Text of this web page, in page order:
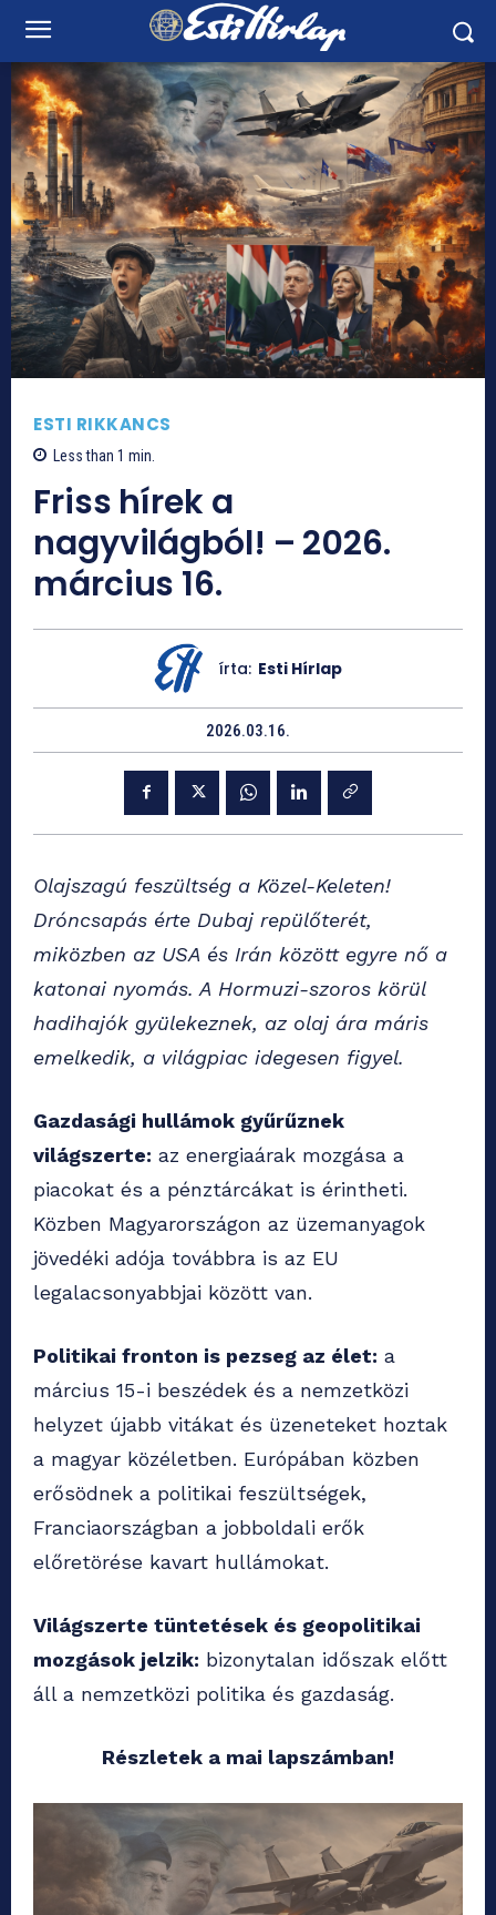
ESTI RIKKANCS
Less than 1 min.
Friss hírek a
nagyvilágból! – 2026.
március 16.
írta: Esti Hírlap
2026.03.16.
Olajszagú feszültség a Közel-Keleten!
Dróncsapás érte Dubaj repülőterét,
miközben az USA és Irán között egyre nő a
katonai nyomás. A Hormuzi-szoros körül
hadihajók gyülekeznek, az olaj ára máris
emelkedik, a világpiac idegesen figyel.
Gazdasági hullámok gyűrűznek
világszerte: az energiaárak mozgása a
piacokat és a pénztárcákat is érintheti.
Közben Magyarországon az üzemanyagok
jövedéki adója továbbra is az EU
legalacsonyabbjai között van.
Politikai fronton is pezseg az élet: a
március 15-i beszédek és a nemzetközi
helyzet újabb vitákat és üzeneteket hoztak
a magyar közéletben. Európában közben
erősödnek a politikai feszültségek,
Franciaországban a jobboldali erők
előretörése kavart hullámokat.
Világszerte tüntetések és geopolitikai
mozgások jelzik: bizonytalan időszak előtt
áll a nemzetközi politika és gazdaság.
Részletek a mai lapszámban!